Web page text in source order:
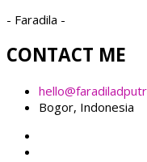
- Faradila -
CONTACT ME
Bogor, Indonesia